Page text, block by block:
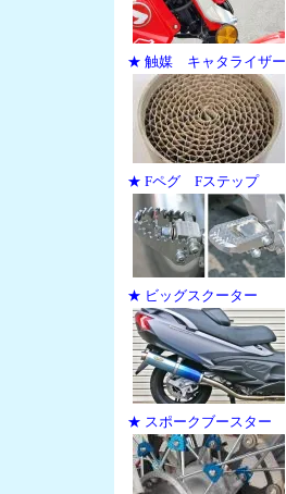
★ 触媒 キャタライザー
★ Fペグ Fステップ
★ ビッグスクーター
★ スポークブースター